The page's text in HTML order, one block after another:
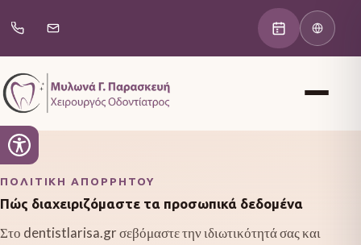
ΠΟΛΙΤΙΚΉ ΑΠΟΡΡΉΤΟΥ
Πώς διαχειριζόμαστε τα προσωπικά δεδομένα
Στο dentistlarisa.gr σεβόμαστε την ιδιωτικότητά σας και